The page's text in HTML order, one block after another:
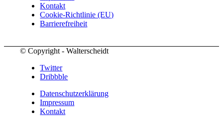
Kontakt
Cookie-Richtlinie (EU)
Barrierefreiheit
© Copyright - Walterscheidt
Twitter
Dribbble
Datenschutzerklärung
Impressum
Kontakt